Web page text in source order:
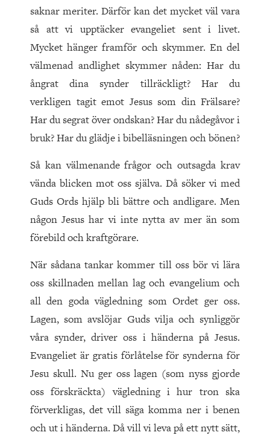
saknar meriter. Därför kan det mycket väl vara
så att vi upptäcker evangeliet sent i livet.
Mycket hänger framför och skymmer. En del
välmenad andlighet skymmer nåden: Har du
ångrat dina synder tillräckligt? Har du
verkligen tagit emot Jesus som din Frälsare?
Har du segrat över ondskan? Har du nådegåvor i
bruk? Har du glädje i bibelläsningen och bönen?
Så kan välmenande frågor och outsagda krav
vända blicken mot oss själva. Då söker vi med
Guds Ords hjälp bli bättre och andligare. Men
någon Jesus har vi inte nytta av mer än som
förebild och kraftgörare.
När sådana tankar kommer till oss bör vi lära
oss skillnaden mellan lag och evangelium och
all den goda vägledning som Ordet ger oss.
Lagen, som avslöjar Guds vilja och synliggör
våra synder, driver oss i händerna på Jesus.
Evangeliet är gratis förlåtelse för synderna för
Jesu skull. Nu ger oss lagen (som nyss gjorde
oss förskräckta) vägledning i hur tron ska
förverkligas, det vill säga komma ner i benen
och ut i händerna. Då vill vi leva på ett nytt sätt,